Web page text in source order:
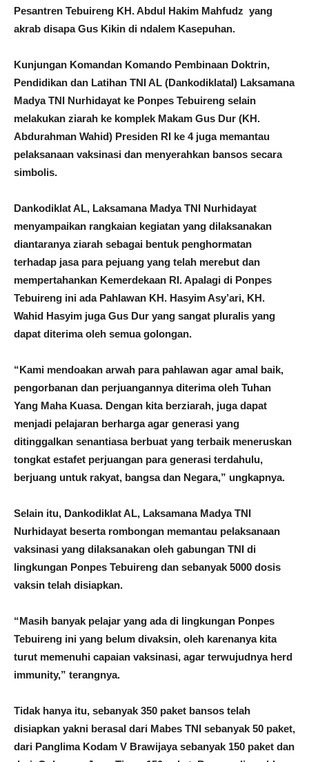
Pesantren Tebuireng KH. Abdul Hakim Mahfudz yang
akrab disapa Gus Kikin di ndalem Kasepuhan.
Kunjungan Komandan Komando Pembinaan Doktrin,
Pendidikan dan Latihan TNI AL (Dankodiklatal) Laksamana
Madya TNI Nurhidayat ke Ponpes Tebuireng selain
melakukan ziarah ke komplek Makam Gus Dur (KH.
Abdurahman Wahid) Presiden RI ke 4 juga memantau
pelaksanaan vaksinasi dan menyerahkan bansos secara
simbolis.
Dankodiklat AL, Laksamana Madya TNI Nurhidayat
menyampaikan rangkaian kegiatan yang dilaksanakan
diantaranya ziarah sebagai bentuk penghormatan
terhadap jasa para pejuang yang telah merebut dan
mempertahankan Kemerdekaan RI. Apalagi di Ponpes
Tebuireng ini ada Pahlawan KH. Hasyim Asy’ari, KH.
Wahid Hasyim juga Gus Dur yang sangat pluralis yang
dapat diterima oleh semua golongan.
“Kami mendoakan arwah para pahlawan agar amal baik,
pengorbanan dan perjuangannya diterima oleh Tuhan
Yang Maha Kuasa. Dengan kita berziarah, juga dapat
menjadi pelajaran berharga agar generasi yang
ditinggalkan senantiasa berbuat yang terbaik meneruskan
tongkat estafet perjuangan para generasi terdahulu,
berjuang untuk rakyat, bangsa dan Negara,” ungkapnya.
Selain itu, Dankodiklat AL, Laksamana Madya TNI
Nurhidayat beserta rombongan memantau pelaksanaan
vaksinasi yang dilaksanakan oleh gabungan TNI di
lingkungan Ponpes Tebuireng dan sebanyak 5000 dosis
vaksin telah disiapkan.
“Masih banyak pelajar yang ada di lingkungan Ponpes
Tebuireng ini yang belum divaksin, oleh karenanya kita
turut memenuhi capaian vaksinasi, agar terwujudnya herd
immunity,” terangnya.
Tidak hanya itu, sebanyak 350 paket bansos telah
disiapkan yakni berasal dari Mabes TNI sebanyak 50 paket,
dari Panglima Kodam V Brawijaya sebanyak 150 paket dan